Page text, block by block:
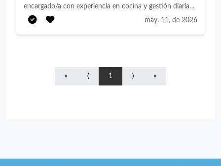
encargado/a con experiencia en cocina y gestión diaria
de restaurante. Buscamos una persona responsable,
platos de cocina italiana, especialmente pastas.
may. 11, de 2026
« ⟨ 1 ⟩ »